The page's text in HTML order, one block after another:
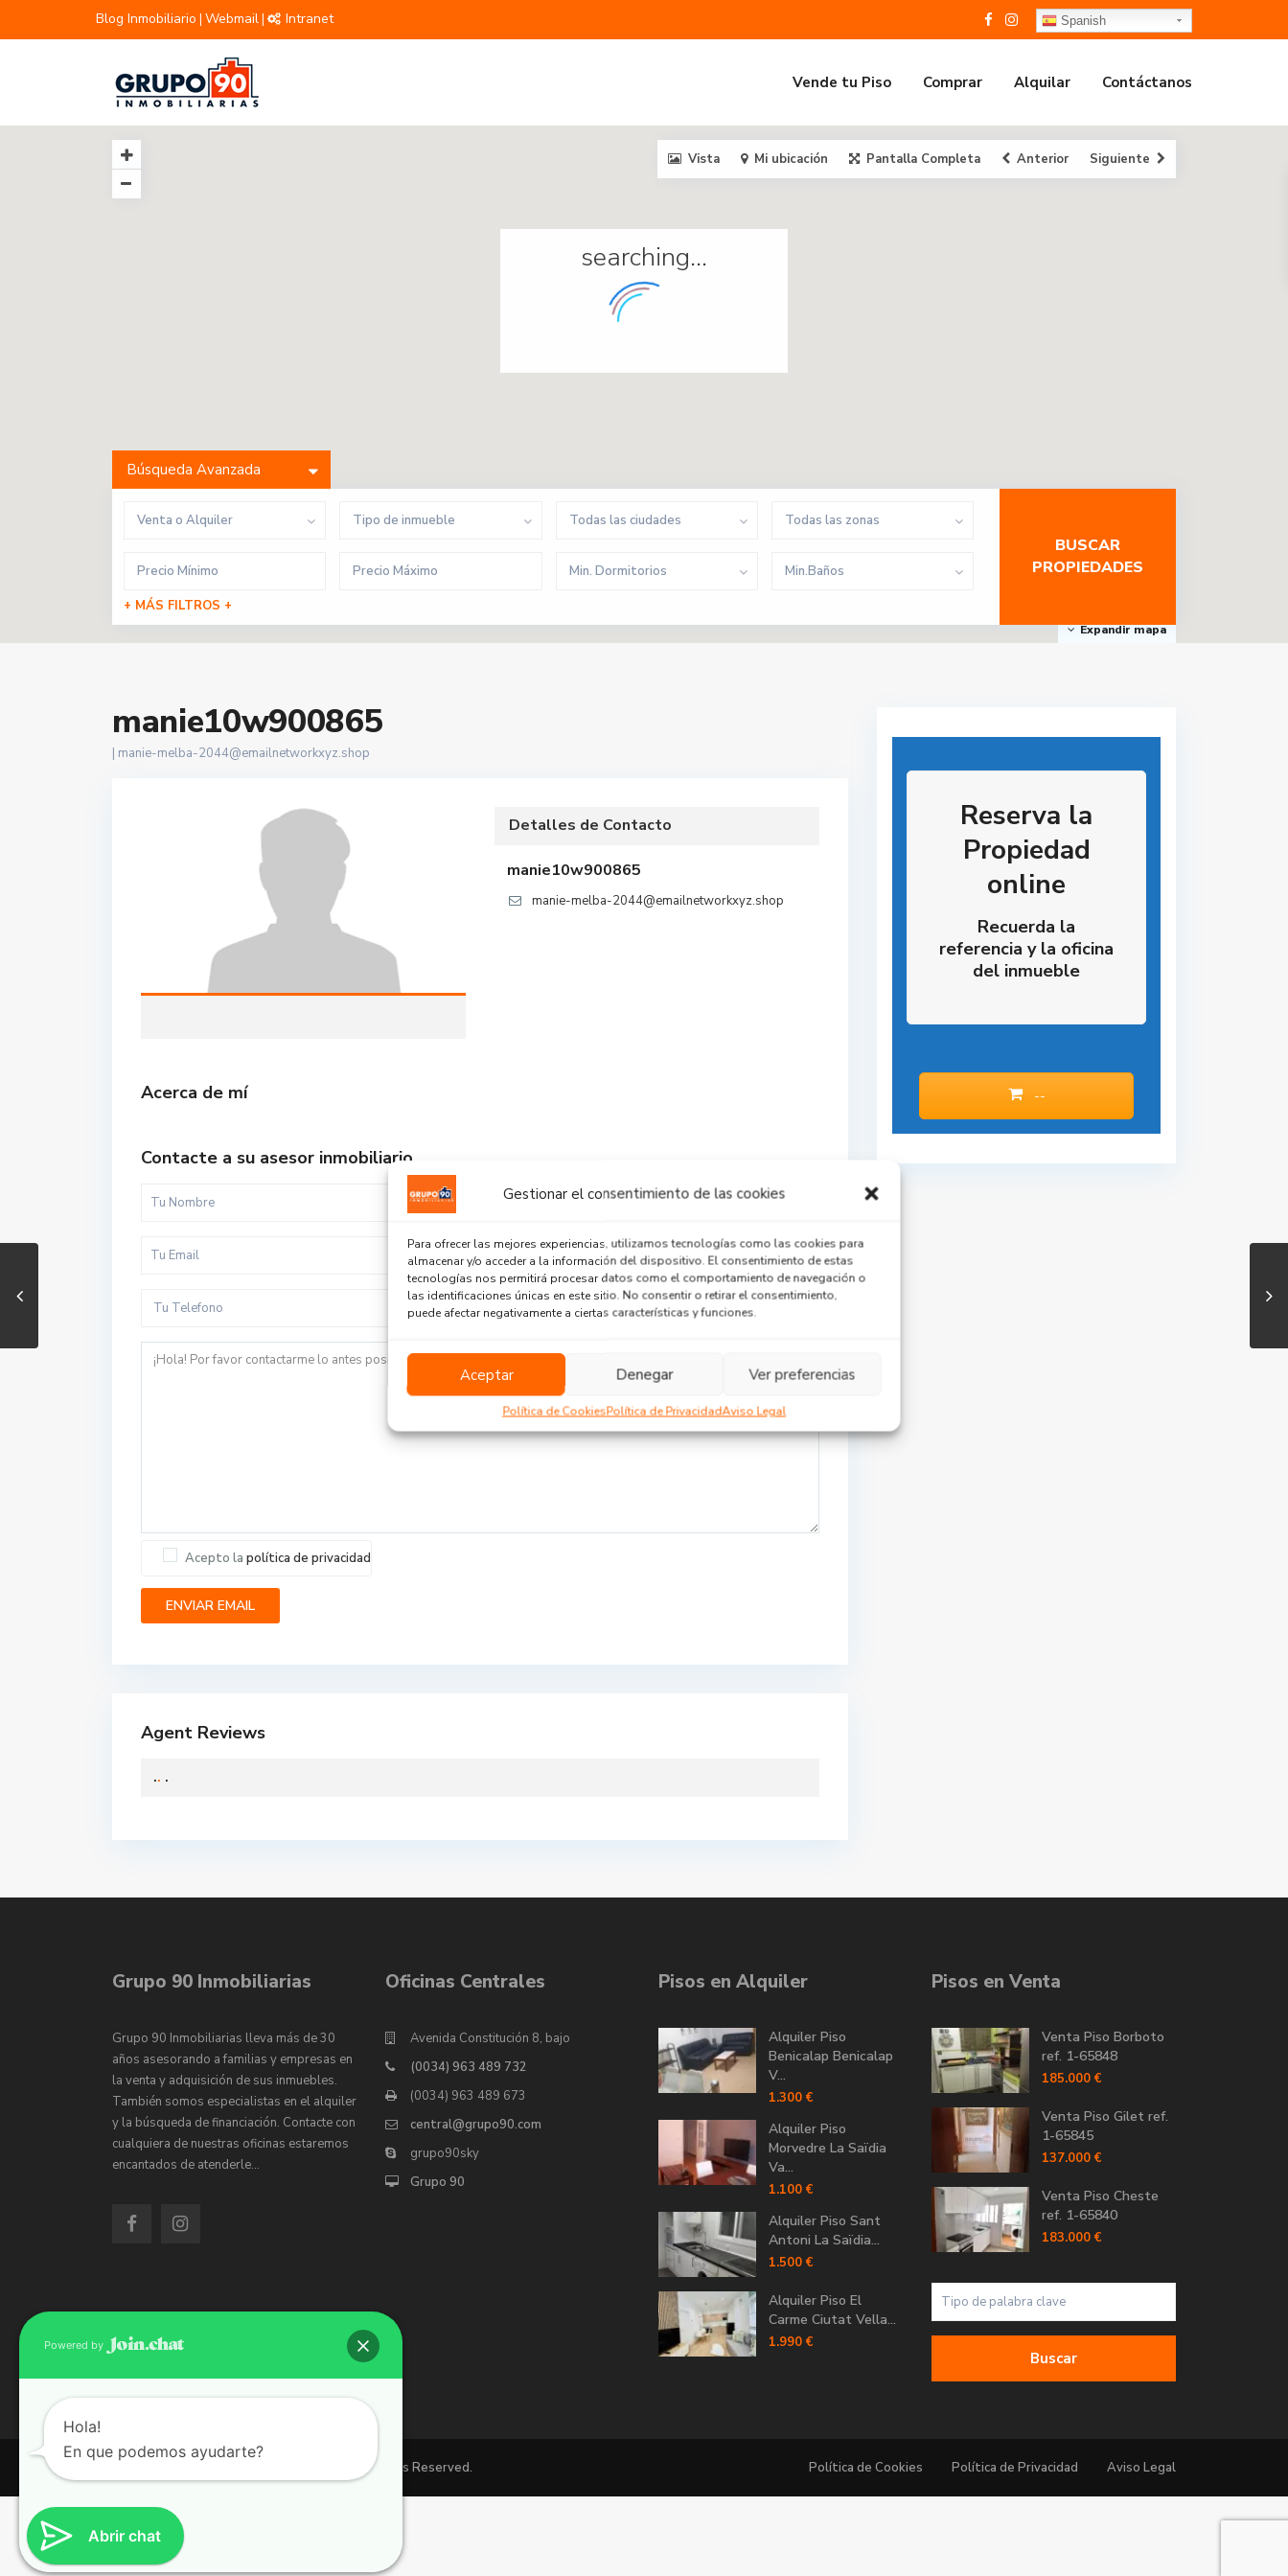
Gestionar el consentimiento de las cookies
Para ofrecer las mejores experiencias, utilizamos tecnologías como las cookies para
almacenar y/o acceder a la información del dispositivo. El consentimiento de estas
tecnologías nos permitirá procesar datos como el comportamiento de navegación o
las identificaciones únicas en este sitio. No consentir o retirar el consentimiento,
puede afectar negativamente a ciertas características y funciones.
Aceptar Denegar Ver preferencias
Política de CookiesPolítica de PrivacidadAviso Legal
Blog Inmobiliario | Webmail| Intranet Spanish
Vende tu Piso Comprar Alquilar Contáctanos
searching...
Expandir mapa
Vista Mi ubicación Pantalla Completa Anterior Siguiente
Búsqueda Avanzada
Venta o Alquiler Tipo de inmueble Todas las ciudades Todas las zonas
Min. Dormitorios
Min.Baños
+ MÁS FILTROS +
manie10w900865
| manie-melba-2044@emailnetworkxyz.shop
Detalles de Contacto
manie10w900865
manie-melba-2044@emailnetworkxyz.shop
Acerca de mí
Contacte a su asesor inmobiliario
Acepto la política de privacidad
Agent Reviews
.. .
Reserva la
Propiedad
online
Recuerda la
referencia y la oficina
del inmueble
--
Grupo 90 Inmobiliarias
Grupo 90 Inmobiliarias lleva más de 30
años asesorando a familias y empresas en
la venta y adquisición de sus inmuebles.
También somos especialistas en el alquiler
y la búsqueda de financiación. Contacte con
cualquiera de nuestras oficinas estaremos
encantados de atenderle…
Oficinas Centrales
Avenida Constitución 8, bajo
(0034) 963 489 732
(0034) 963 489 673
central@grupo90.com
grupo90sky
Grupo 90
Pisos en Alquiler
Alquiler Piso
Benicalap Benicalap
V...
1.300 €
Alquiler Piso
Morvedre La Saïdia
Va...
1.100 €
Alquiler Piso Sant
Antoni La Saïdia...
1.500 €
Alquiler Piso El
Carme Ciutat Vella...
1.990 €
Pisos en Venta
Venta Piso Borboto
ref. 1-65848
185.000 €
Venta Piso Gilet ref.
1-65845
137.000 €
Venta Piso Cheste
ref. 1-65840
183.000 €
Buscar
Copyright 2026 | Grupo 90 inmobiliarias. All Rights Reserved. Política de Cookies Política de Privacidad Aviso Legal
Abrir chat
Powered by
Hola!
En que podemos ayudarte?